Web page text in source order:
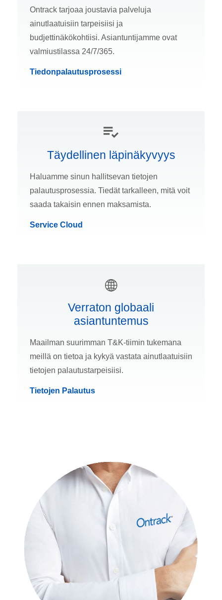
Ontrack tarjoaa joustavia palveluja
ainutlaatuisiin tarpeisiisi ja
budjettinäkökohtiisi. Asiantuntijamme ovat
valmiustilassa 24/7/365.
Tiedonpalautusprosessi
Täydellinen läpinäkyvyys
Haluamme sinun hallitsevan tietojen
palautusprosessia. Tiedät tarkalleen, mitä voit
saada takaisin ennen maksamista.
Service Cloud
Verraton globaali
asiantuntemus
Maailman suurimman T&K-tiimin tukemana
meillä on tietoa ja kykyä vastata ainutlaatuisiin
tietojen palautustarpeisiisi.
Tietojen Palautus